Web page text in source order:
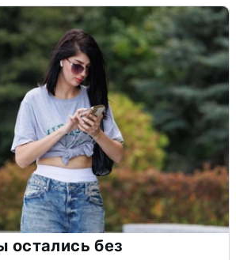
остались без